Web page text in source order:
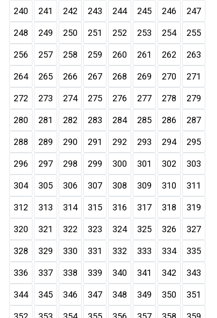
240 241 242 243 244 245 246 247
248 249 250 251 252 253 254 255
256 257 258 259 260 261 262 263
264 265 266 267 268 269 270 271
272 273 274 275 276 277 278 279
280 281 282 283 284 285 286 287
288 289 290 291 292 293 294 295
296 297 298 299 300 301 302 303
304 305 306 307 308 309 310 311
312 313 314 315 316 317 318 319
320 321 322 323 324 325 326 327
328 329 330 331 332 333 334 335
336 337 338 339 340 341 342 343
344 345 346 347 348 349 350 351